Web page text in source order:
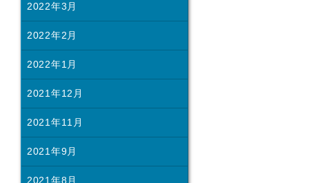
2022年3月
2022年2月
2022年1月
2021年12月
2021年11月
2021年9月
2021年8月